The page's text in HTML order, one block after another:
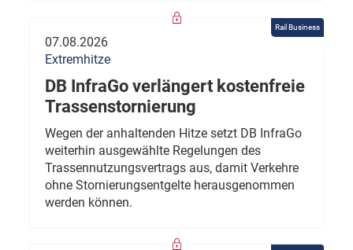
Rail Business
07.08.2026
Extremhitze
DB InfraGo verlängert kostenfreie
Trassenstornierung
Wegen der anhaltenden Hitze setzt DB InfraGo
weiterhin ausgewählte Regelungen des
Trassennutzungsvertrags aus, damit Verkehre
ohne Stornierungsentgelte herausgenommen
werden können.